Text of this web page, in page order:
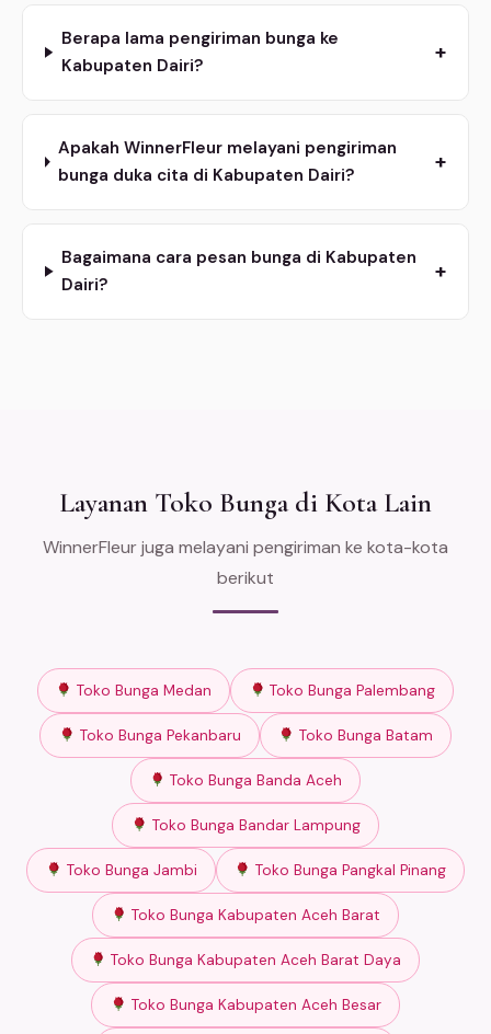
Berapa lama pengiriman bunga ke
Kabupaten Dairi?
+
Apakah WinnerFleur melayani pengiriman
bunga duka cita di Kabupaten Dairi?
+
Bagaimana cara pesan bunga di Kabupaten
Dairi?
+
Layanan Toko Bunga di Kota Lain
WinnerFleur juga melayani pengiriman ke kota-kota
berikut
Toko Bunga Medan Toko Bunga Palembang
Toko Bunga Pekanbaru Toko Bunga Batam
Toko Bunga Banda Aceh
Toko Bunga Bandar Lampung
Toko Bunga Jambi Toko Bunga Pangkal Pinang
Toko Bunga Kabupaten Aceh Barat
Toko Bunga Kabupaten Aceh Barat Daya
Toko Bunga Kabupaten Aceh Besar